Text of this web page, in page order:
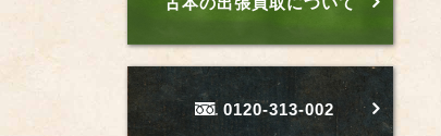
0120-313-002